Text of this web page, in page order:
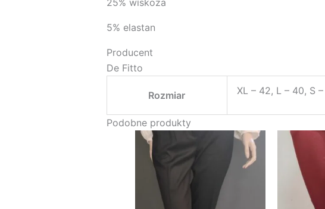
5% elastan
Producent
De Fitto
Rozmiar XL – 42, L – 40, S
Podobne produkty